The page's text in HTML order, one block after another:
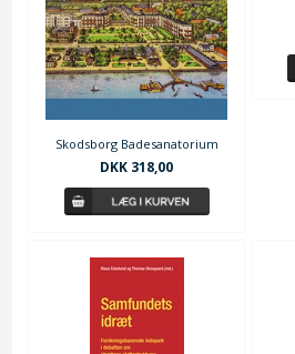
Skodsborg Badesanatorium
DKK 318,00